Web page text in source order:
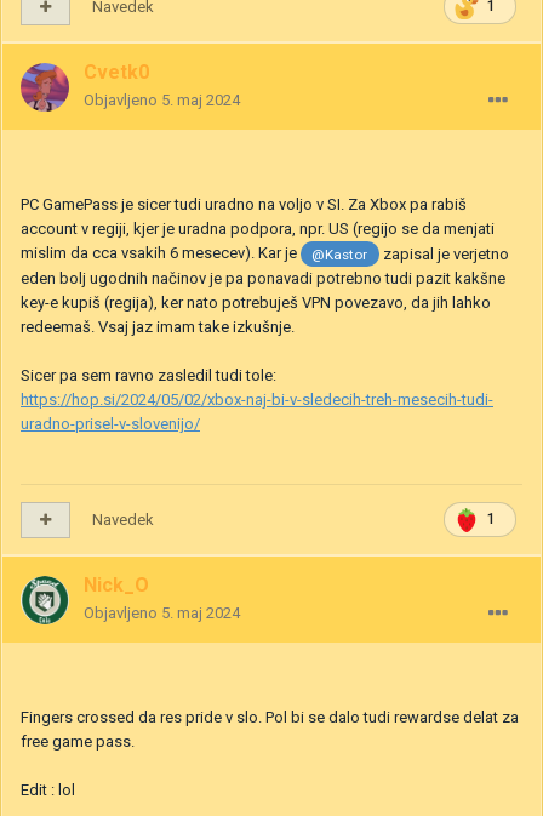
1
Navedek
Cvetk0
Objavljeno 5. maj 2024
PC GamePass je sicer tudi uradno na voljo v SI. Za Xbox pa rabiš
account v regiji, kjer je uradna podpora, npr. US (regijo se da menjati
mislim da cca vsakih 6 mesecev). Kar je
@Kastor
zapisal je verjetno
eden bolj ugodnih načinov je pa ponavadi potrebno tudi pazit kakšne
key-e kupiš (regija), ker nato potrebuješ VPN povezavo, da jih lahko
redeemaš. Vsaj jaz imam take izkušnje.
Sicer pa sem ravno zasledil tudi tole:
https://hop.si/2024/05/02/xbox-naj-bi-v-sledecih-treh-mesecih-tudi-
uradno-prisel-v-slovenijo/
1
Navedek
Nick_O
Objavljeno 5. maj 2024
Fingers crossed da res pride v slo. Pol bi se dalo tudi rewardse delat za
free game pass.
Edit : lol